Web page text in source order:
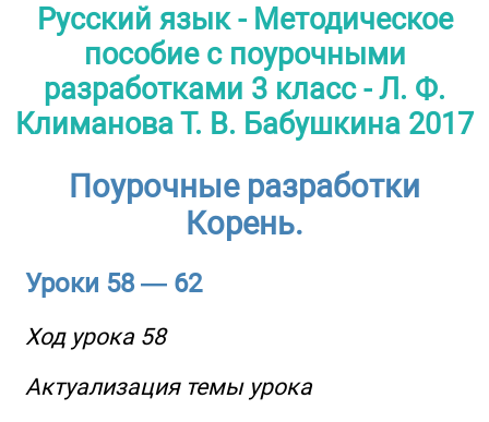
Русский язык - Методическое
пособие с поурочными
разработками 3 класс - Л. Ф.
Климанова Т. В. Бабушкина 2017
Поурочные разработки
Корень.
Уроки 58 — 62
Ход урока 58
Актуализация темы урока